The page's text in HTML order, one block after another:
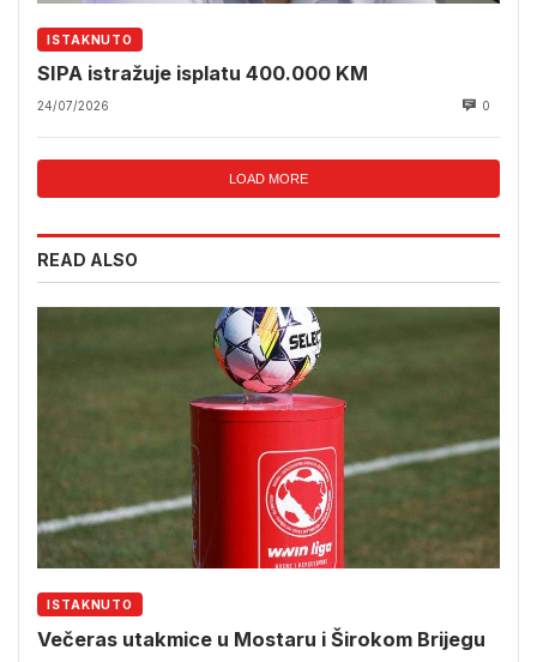
ISTAKNUTO
SIPA istražuje isplatu 400.000 KM
24/07/2026 0
LOAD MORE
READ ALSO
ISTAKNUTO
Večeras utakmice u Mostaru i Širokom Brijegu